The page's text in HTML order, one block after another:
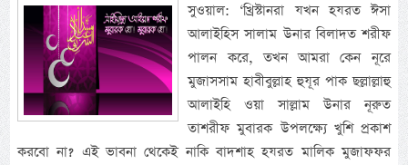
সুওয়াল: ‘খ্রিস্টানরা যখন হযরত ঈসা
আলাইহিস সালাম উনার বিলাদত শরীফ
পালন করে, তখন আমরা কেন নূরে
মুজাসসাম হাবীবুল্লাহ হুযূর পাক ছল্লাল্লাহু
আলাইহি ওয়া সাল্লাম উনার নূরুত
তাশরীফ মুবারক উপলক্ষ্যে খুশি প্রকাশ
করবো না? এই ভাবনা থেকেই নাকি বাদশাহ হযরত মালিক মুজাফফর